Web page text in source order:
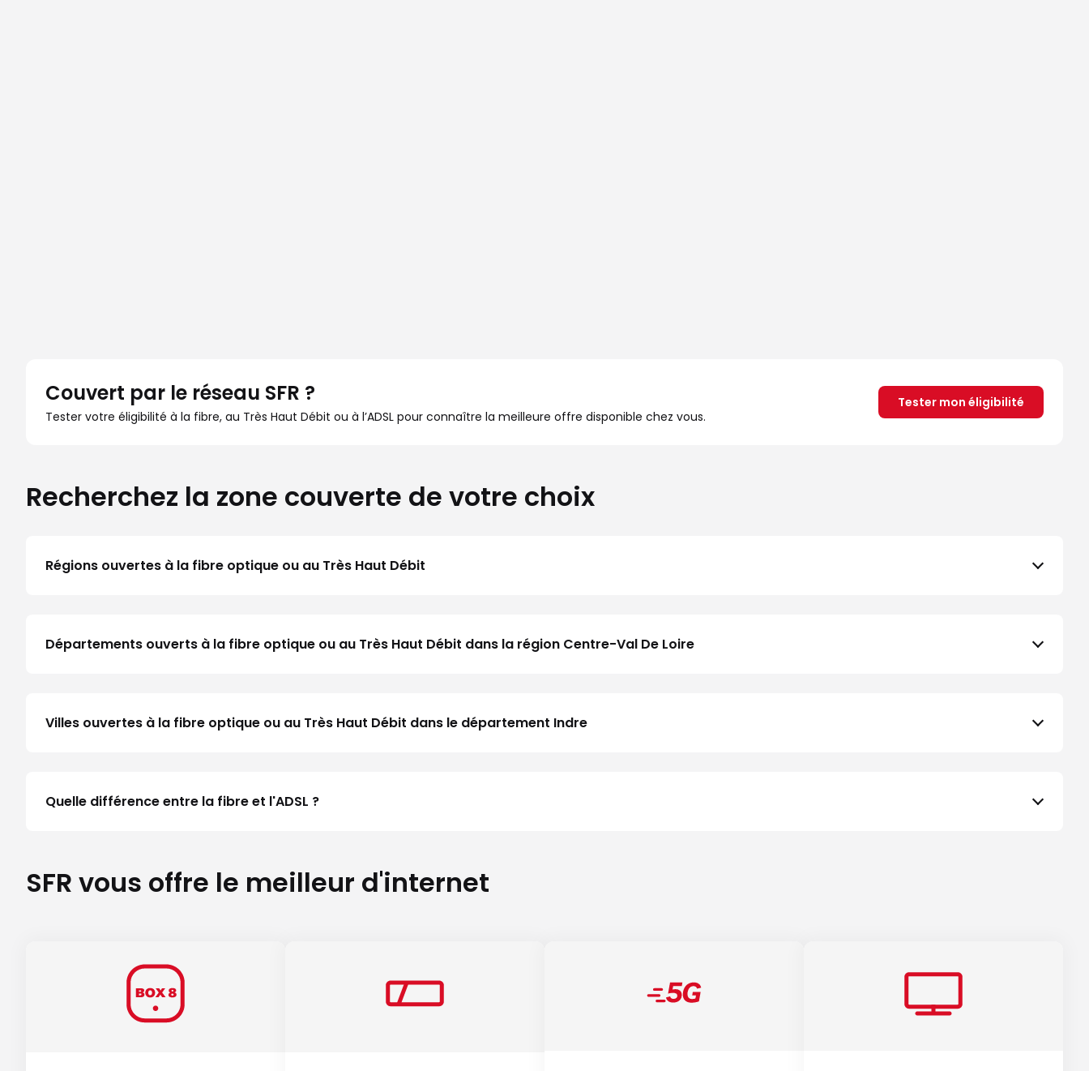
Couvert par le réseau SFR ?
Tester votre éligibilité à la fibre, au Très Haut Débit ou à l’ADSL pour connaître la meilleure offre disponible chez vous.
Tester mon éligibilité
Recherchez la zone couverte de votre choix
Régions ouvertes à la fibre optique ou au Très Haut Débit
Départements ouverts à la fibre optique ou au Très Haut Débit dans la région Centre-Val De Loire
Villes ouvertes à la fibre optique ou au Très Haut Débit dans le département Indre
Quelle différence entre la fibre et l'ADSL ?
SFR vous offre le meilleur d'internet